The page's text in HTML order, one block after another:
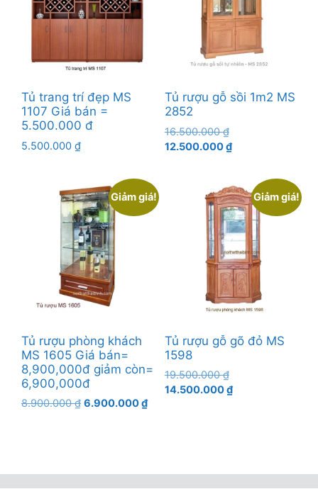
Tủ trang trí đẹp MS
1107 Giá bán =
5.500.000 đ
5.500.000 ₫
Tủ rượu gỗ sồi 1m2 MS
2852
16.500.000₫Giá
gốc
16.500.000 ₫.
12.500.000₫Giá
là:
12.500.000 ₫.
Giảm giá!
Tủ rượu phòng khách
MS 1605 Giá bán=
8,900,000đ giảm còn=
6,900,000đ
8.900.000₫ Giá
6.900.000₫Giá
Giảm giá!
Tủ rượu gỗ gõ đỏ MS
1598
19.500.000₫Giá
gốc
14.500.000₫Giá